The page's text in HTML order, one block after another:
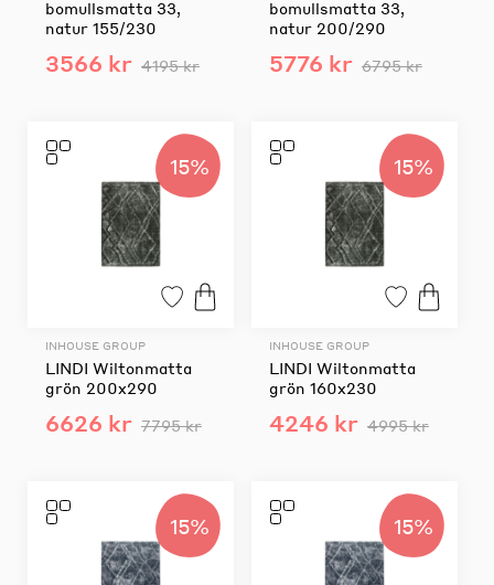
bomullsmatta 33,
natur 155/230
3566 kr 4195 kr
bomullsmatta 33,
natur 200/290
5776 kr 6795 kr
15%
INHOUSE GROUP
LINDI Wiltonmatta
grön 200x290
6626 kr 7795 kr
15%
INHOUSE GROUP
LINDI Wiltonmatta
grön 160x230
4246 kr 4995 kr
15% 15%